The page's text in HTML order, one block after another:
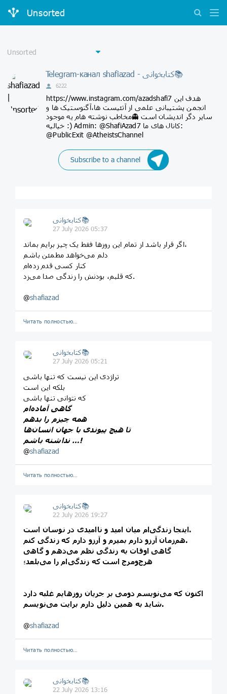
Unsorted
Telegram-канал shafiazad - کتابخوانی📚
6222
https://www.instagram.com/azadshafi7 هدف این
انجمن پشتیبانی علمی از آتئیست ها،آگنوستیک ها و
سایر دگر اندیشان است 👻مخاطب نوشته هام یه موجود
خیالیه :) Admin: @ShafiAzad7 کانال های ما:
@PublicExit @AtheistsChannel
Subscribe to a channel
کتابخوانی📚
27 July 2026 05:37
اگر قرار باشد از تمام این روزها فقط یک چیز برایم بماند،
دلم می‌خواهد مطمئن باشم
کنار کسی قدم زده‌ام
که قلبم، بودنش را زندگی صدا می‌زد.
@shafiazad
Читать полностью…
کتابخوانی📚
27 July 2026 05:21
تراژدی این نیست که تنها باشی
بلکه این است
که نتوانی تنها باشی
گاهی آماده‌ام
همه چیزم را بدهم
تا هیچ پیوندی با جهان انسان‌ها
نداشته باشم …!
@shafiazad
Читать полностью…
کتابخوانی📚
22 July 2026 19:27
اینجا زندگی‌ام میان امید و ناامیدی در نوسان است.
هم‌زمان آرزو دارم بمیرم و آرزو دارم که زندگی کنم.
گاهی اوقات به زندگی نظم می‌دهم و گاهی
هرج‌ومرج است که زندگی‌ام را می‌بلعد؛
اکنون که می‌نویسم دومی بر جریان روزهایم غلبه دارد
شاید به همین دلیل دارم برایت می‌نویسم.
@shafiazad
Читать полностью…
کتابخوانی📚
22 July 2026 13:16